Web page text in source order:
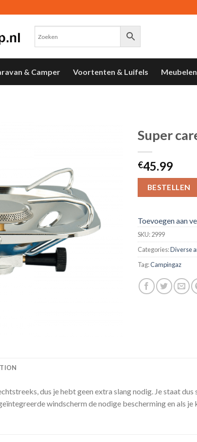
& Camper Voortenten & Luifels Meubelen
Super
€45.99
BESTELLEN
Toevoegen aan
SKU:2999
Categories:Diverse
Tag:Campingaz
dus je hebt geen extra slang nodig. Je staat
windscherm de nodige bescherming en als